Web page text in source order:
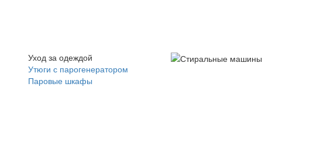
Уход за одеждой
Утюги с парогенератором
Паровые шкафы